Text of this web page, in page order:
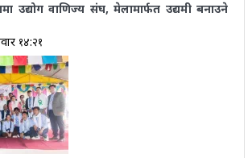
उद्योग वाणिज्य संघ, मेलामार्फत उद्यमी बनाउने
१४:२१